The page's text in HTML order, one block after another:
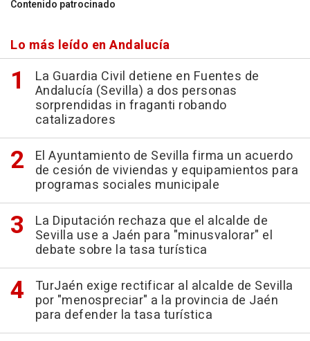
Contenido patrocinado
Lo más leído en Andalucía
La Guardia Civil detiene en Fuentes de
Andalucía (Sevilla) a dos personas
sorprendidas in fraganti robando
catalizadores
El Ayuntamiento de Sevilla firma un acuerdo
de cesión de viviendas y equipamientos para
programas sociales municipale
La Diputación rechaza que el alcalde de
Sevilla use a Jaén para "minusvalorar" el
debate sobre la tasa turística
TurJaén exige rectificar al alcalde de Sevilla
por "menospreciar" a la provincia de Jaén
para defender la tasa turística